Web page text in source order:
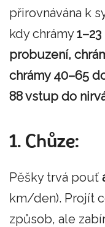
přirovnávána k
kdy chrámy
probuzení,
chrámy 40–65
88 vstup do
1. Chůze:
Pěšky trvá pouť
km/den). Projít
způsob, ale